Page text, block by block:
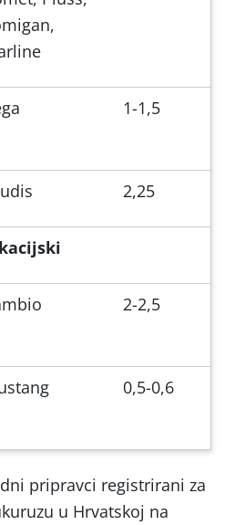
1-1,5
2,25
2-2,5
0,5-0,6
pripravci registrirani za
u Hrvatskoj na